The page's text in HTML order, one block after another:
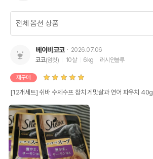
베이비코코
2026.07.06
코코(암컷) 10살 6kg 러시안블루
재구매
[12개세트] 쉬바 수제수프 참치 게맛살과 연어 파우치 40g